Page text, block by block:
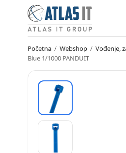
Početna / Webshop / Vođenje,
Blue 1/1000 PANDUIT